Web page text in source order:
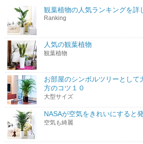
観葉植物の人気ランキングを詳
Ranking
人気の観葉植物
観葉植物
お部屋のシンボルツリーとして
方のコツ１０
大型サイズ
NASAが空気をきれいにすると
空気も綺麗